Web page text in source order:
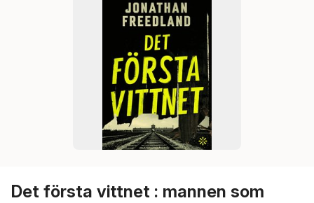
Det första vittnet : mannen som